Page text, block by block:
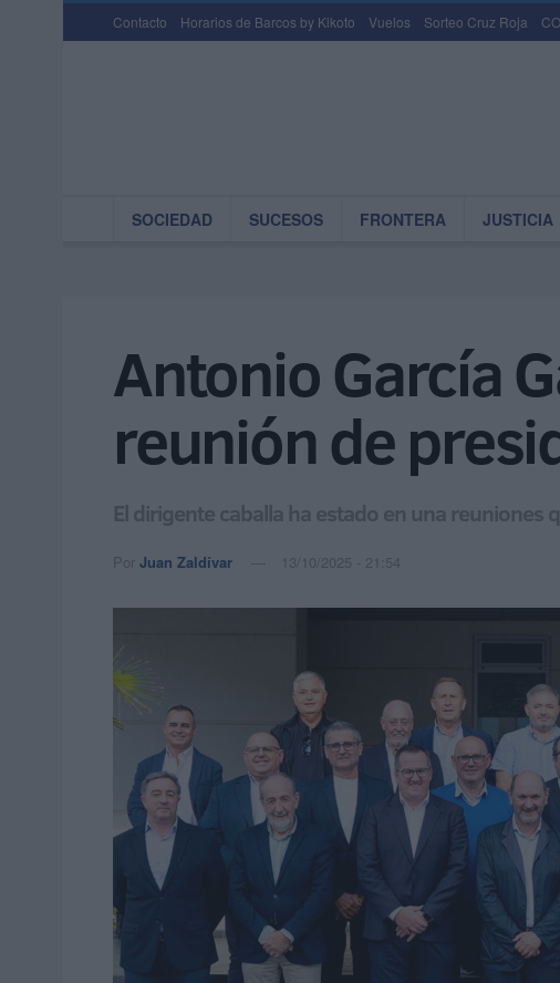
Contacto Horarios de Barcos by Kikoto Vuelos Sorteo Cruz Roja
SOCIEDAD SUCESOS FRONTERA JUSTICIA
Antonio García
reunión de
El dirigente caballa ha estado en una reuniones
Por Juan Zaldívar 13/10/2025 - 21:54